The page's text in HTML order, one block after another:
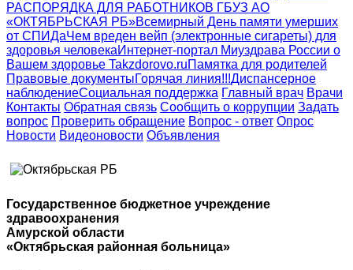
РАСПОРЯДКА ДЛЯ РАБОТНИКОВ ГБУЗ АО
«ОКТЯБРЬСКАЯ РБ»Всемирный День памяти умерших
от СПИДаЧем вреден вейп (электронные сигареты) для
здоровья человекаИнтернет-портал Миyздрава России о
Вашем здоровье Takzdorovo.ruПамятка для родителей
Правовые документыГорячая линия!!!Диспансерное
наблюдениеСоциальная поддержка Главный врач Врачи
Контакты Обратная связь Сообщить о коррупции Задать
вопрос Проверить обращение Вопрос - ответ Опрос
Новости Видеоновости Объявления
Государственное бюджетное учреждение
здравоохранения
Амурской области
«Октябрьская районная больница»